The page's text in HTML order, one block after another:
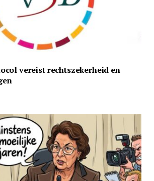
vereist rechtszekerheid en